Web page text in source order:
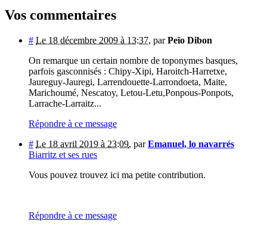
Vos commentaires
# Le 18 décembre 2009 à 13:37, parPeïo Dibon
On remarque un certain nombre de toponymes basques,
parfois gasconnisés : Chipy-Xipi, Haroitch-Harretxe,
Jaureguy-Jauregi, Larrendouette-Larrondoeta, Maite,
Marichoumé, Nescatoy, Letou-Letu,Ponpous-Ponpots,
Larrache-Larraitz...
Répondre à ce message
# Le 18 avril 2019 à 23:09, parEmanuel, lo navarrés
Biarritz et ses rues
Vous pouvez trouvez ici ma petite contribution.
Répondre à ce message